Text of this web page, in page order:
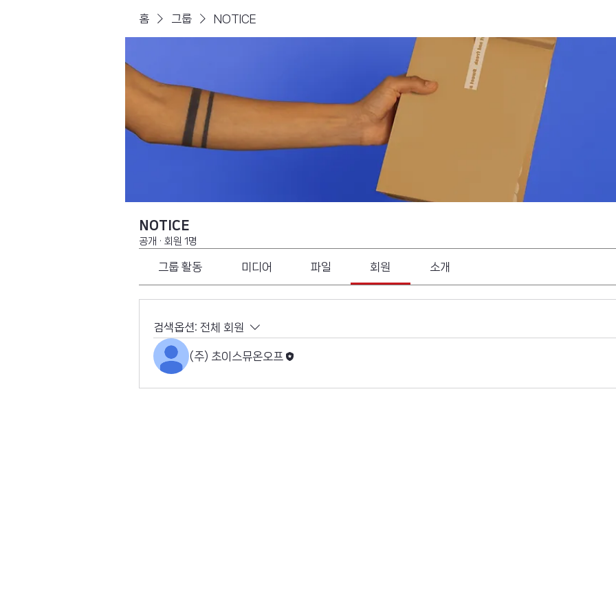
홈 그룹 NOTICE
NOTICE
공개 · 회원 1명
그룹 활동 미디어 파일 회원 소개
검색옵션: 전체 회원
(주) 초이스뮤온오프